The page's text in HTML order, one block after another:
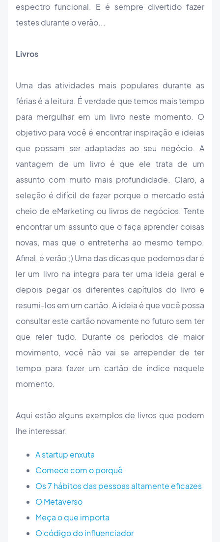
espectro funcional. E é sempre divertido fazer
testes durante o verão...
Livros
Uma das atividades mais populares durante as
férias é a leitura. É verdade que temos mais tempo
para mergulhar em um livro neste momento. O
objetivo para você é encontrar inspiração e ideias
que possam ser adaptadas ao seu negócio. A
vantagem de um livro é que ele trata de um
assunto com muito mais profundidade. Claro, a
seleção é difícil de fazer porque o mercado está
cheio de eMarketing ou livros de negócios. Tente
encontrar um assunto que o faça aprender coisas
novas, mas que o entretenha ao mesmo tempo.
Afinal, é verão ;) Uma das dicas que podemos dar é
ler um livro na íntegra para ter uma ideia geral e
depois pegar os diferentes capítulos do livro e
resumi-los em um cartão. A ideia é que você possa
consultar este cartão novamente no futuro sem ter
que reler tudo. Durante os períodos de maior
movimento, você não vai se arrepender de ter
tempo para fazer um cartão de índice naquele
momento.
Aqui estão alguns exemplos de livros que podem
lhe interessar:
A startup enxuta
Comece com o porquê
Os 7 hábitos das pessoas altamente eficazes
O Metaverso
Meça o que importa
O código do influenciador